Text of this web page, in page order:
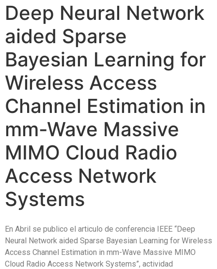
Deep Neural Network
aided Sparse
Bayesian Learning for
Wireless Access
Channel Estimation in
mm-Wave Massive
MIMO Cloud Radio
Access Network
Systems
En Abril se publico el articulo de conferencia IEEE “Deep
Neural Network aided Sparse Bayesian Learning for Wireless
Access Channel Estimation in mm-Wave Massive MIMO
Cloud Radio Access Network Systems”, actividad